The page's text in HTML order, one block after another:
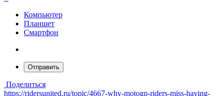
Компьютер
Планшет
Смартфон
Отправить
Поделиться
https://ridersunited.ru/topic/4667-why-motogp-riders-miss-having-